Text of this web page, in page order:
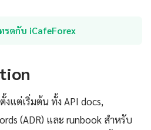
รดกับ iCafeForex
แต่เริ่มต้น ทั้ง API docs,
(ADR) และ runbook สำหรับ